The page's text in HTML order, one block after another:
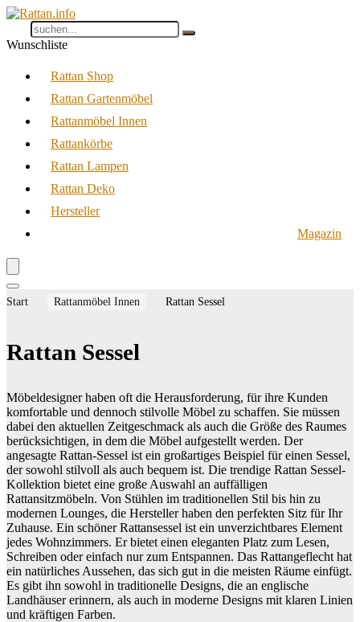
Wunschliste
Rattan Shop
Rattan Gartenmöbel
Rattanmöbel Innen
Rattankörbe
Rattan Lampen
Rattan Deko
Hersteller
Magazin
Start Rattanmöbel Innen Rattan Sessel
Rattan Sessel
Möbeldesigner haben oft die Herausforderung, für ihre Kunden
komfortable und dennoch stilvolle Möbel zu schaffen. Sie müssen
dabei den aktuellen Zeitgeschmack als auch die Größe des Raumes
berücksichtigen, in dem die Möbel aufgestellt werden. Der
angesagte Rattan-Sessel ist ein großartiges Beispiel für einen Sessel,
der sowohl stilvoll als auch bequem ist. Die trendige Rattan Sessel-
Kollektion bietet eine große Auswahl an auffälligen
Rattansitzmöbeln. Von Stühlen im traditionellen Stil bis hin zu
modernen Lounges, die Hersteller haben den perfekten Sitz für Ihr
Zuhause. Ein schöner Rattansessel ist ein unverzichtbares Element
jedes Wohnzimmers. Er bietet einen eleganten Platz zum Lesen,
Schreiben oder einfach nur zum Entspannen. Das Rattangeflecht hat
ein natürliches Aussehen, das sich gut in die meisten Räume einfügt.
Es gibt ihn sowohl in traditionelle Designs, die an englische
Landhäuser erinnern, als auch in moderne Designs mit klaren Linien
und kräftigen Farben.